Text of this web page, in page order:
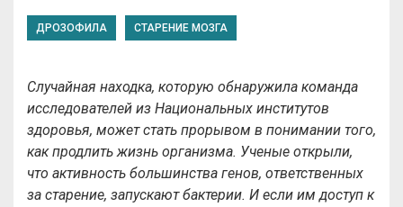
ДРОЗОФИЛА СТАРЕНИЕ МОЗГА
Случайная находка, которую обнаружила команда
исследователей из Национальных институтов
здоровья, может стать прорывом в понимании того,
как продлить жизнь организма. Ученые открыли,
что активность большинства генов, ответственных
за старение, запускают бактерии. И если им доступ к